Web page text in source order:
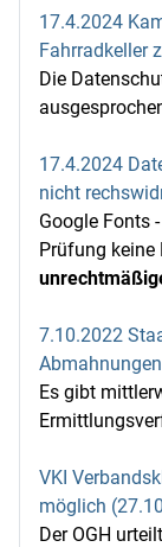
17.4.2024
Fahrradkeller
Die
17.4.2024
nicht
Google Fonts
Prüfung keine
7.10.2022
Es gibt
VKI
möglich
Der OGH